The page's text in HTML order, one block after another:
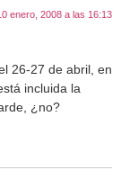
enero, 2008 a las 16:13
26-27 de abril, en
incluida la
¿no?